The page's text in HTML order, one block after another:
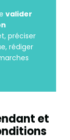
valider
préciser
rédiger
et